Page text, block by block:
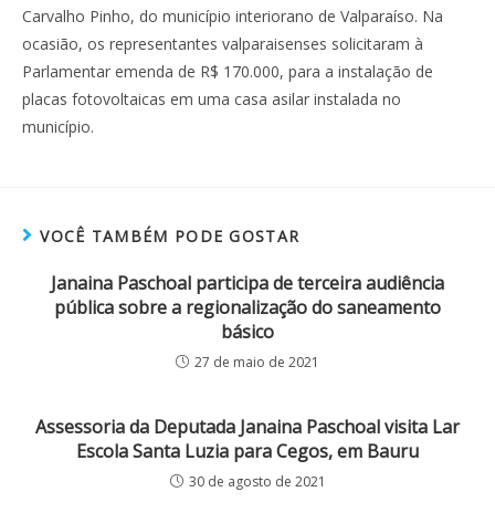
Carvalho Pinho, do município interiorano de Valparaíso. Na
ocasião, os representantes valparaisenses solicitaram à
Parlamentar emenda de R$ 170.000, para a instalação de
placas fotovoltaicas em uma casa asilar instalada no
município.
VOCÊ TAMBÉM PODE GOSTAR
Janaina Paschoal participa de terceira audiência
pública sobre a regionalização do saneamento
básico
27 de maio de 2021
Assessoria da Deputada Janaina Paschoal visita Lar
Escola Santa Luzia para Cegos, em Bauru
30 de agosto de 2021